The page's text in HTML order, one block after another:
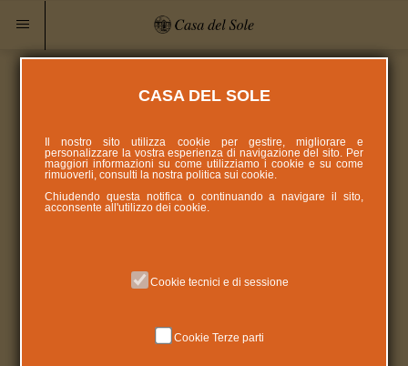
CASA DEL SOLE
Il nostro sito utilizza cookie per gestire, migliorare e
personalizzare la vostra esperienza di navigazione del sito. Per
maggiori informazioni su come utilizziamo i cookie e su come
rimuoverli, consulti la nostra politica suicookie
Chiudendo questa notifica o continuando a navigare il sito,
acconsente all'utilizzo dei cookie.
Cookie tecnici e di sessione
Cookie Terze parti